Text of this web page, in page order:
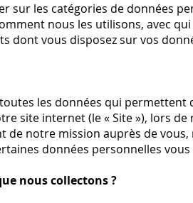
sur les catégories de données
nous les utilisons, avec
dont vous disposez sur vos
les données qui
site internet (le « Site »), lors
de notre mission auprès de
données personnelles
nous collectons ?